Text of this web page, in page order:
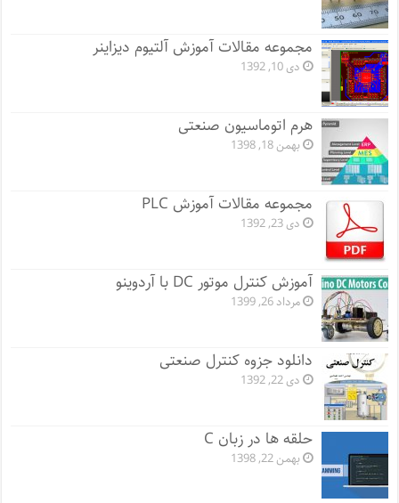
مجموعه مقالات آموزش آلتیوم دیزاینر
دی 10, 1392
هرم اتوماسیون صنعتی
بهمن 18, 1398
مجموعه مقالات آموزش PLC
دی 23, 1392
آموزش کنترل موتور DC با آردوینو
مرداد 26, 1399
دانلود جزوه کنترل صنعتی
دی 22, 1392
حلقه ها در زبان C
بهمن 22, 1398